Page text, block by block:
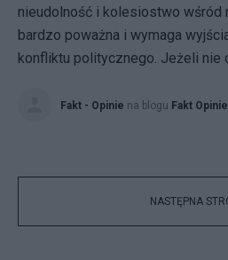
nieudolność i kolesiostwo wśród
bardzo poważna i wymaga
konfliktu politycznego. Jeżeli nie
Fakt - Opinie na blogu Fakt Opinie
NASTĘPNA